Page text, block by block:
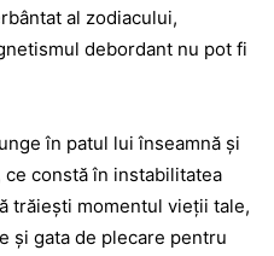
al zodiacului,
debordant nu pot fi
în patul lui înseamnă şi
constă în instabilitatea
trăieşti momentul vieţii tale,
şi gata de plecare pentru